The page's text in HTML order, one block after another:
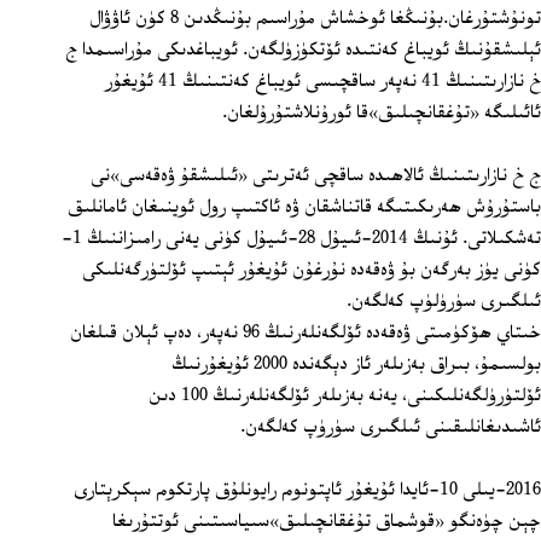
تونۇشتۇرغان.بۇنىڭغا ئوخشاش مۇراسىم بۇنىڭدىن 8 كۈن ئاۋۋال
ئېلىشقۇنىڭ ئويباغ كەنتىدە ئۆتكۈزۈلگەن. ئويباغدىكى مۇراسىمدا ج
خ نازارىتىنىڭ 41 نەپەر ساقچىسى ئويباغ كەنتىنىڭ 41 ئۇيغۇر
ئائىلىگە «تۇغقانچىلىق»قا ئورۇنلاشتۇرۇلغان.
ج خ نازارىتىنىڭ ئالاھىدە ساقچى ئەترىتى «ئىلىشقۇ ۋەقەسى»نى
باستۇرۇش ھەرىكىتىگە قاتناشقان ۋە ئاكتىپ رول ئوينىغان ئامانلىق
تەشكىلاتى. ئۇنىڭ 2014‏‏-ئىيۇل 28‏-ئىيۇل كۈنى يەنى رامىزاننىڭ 1‏-
كۈنى يۈز بەرگەن بۇ ۋەقەدە نۇرغۇن ئۇيغۇر ئېتىپ ئۆلتۈرگەنلىكى
ئىلگىرى سۈرۈلۈپ كەلگەن.
خىتاي ھۆكۈمىتى ۋەقەدە ئۆلگەنلەرنىڭ 96 نەپەر، دەپ ئېلان قىلغان
بولسىمۇ، بىراق بەزىلەر ئاز دېگەندە 2000 ئۇيغۇرنىڭ
ئۆلتۈرۈلگەنلىكىنى، يەنە بەزىلەر ئۆلگەنلەرنىڭ 100 دىن
ئاشىدىغانلىقىنى ئىلگىرى سۈرۈپ كەلگەن.
2016‏-يىلى 10‏-ئايدا ئۇيغۇر ئاپتونوم رايونلۇق پارتكوم سېكرېتارى
چېن چۈەنگو «قوشماق تۇغقانچىلىق»سىياسىتىنى ئوتتۇرىغا